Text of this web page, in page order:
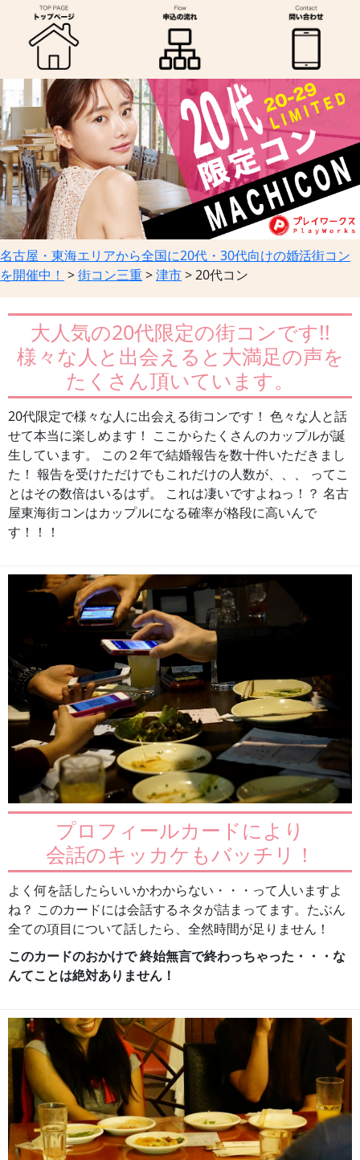
名古屋・東海エリアから全国に20代・30代向けの婚活街コン
を開催中！ >街コン三重>津市>20代コン
大人気の20代限定の街コンです!!
様々な人と出会えると大満足の声を
たくさん頂いています。
20代限定で様々な人に出会える街コンです！ 色々な人と話
せて本当に楽しめます！ ここからたくさんのカップルが誕
生しています。 この２年で結婚報告を数十件いただきまし
た！ 報告を受けただけでもこれだけの人数が、、、 ってこ
とはその数倍はいるはず。 これは凄いですよねっ！？ 名古
屋東海街コンはカップルになる確率が格段に高いんで
す！！！
プロフィールカードにより
会話のキッカケもバッチリ！
よく何を話したらいいかわからない・・・って人いますよ
ね？ このカードには会話するネタが詰まってます。たぶん
全ての項目について話したら、全然時間が足りません！
このカードのおかけで 終始無言で終わっちゃった・・・な
んてことは絶対ありません！